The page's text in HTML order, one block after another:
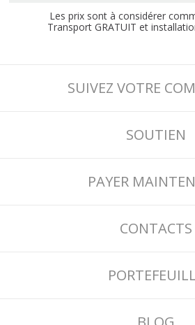
Les prix sont à considérer
Transport GRATUIT et
SUIVEZ VOTRE
SOUTIEN
PAYER
CONTACTS